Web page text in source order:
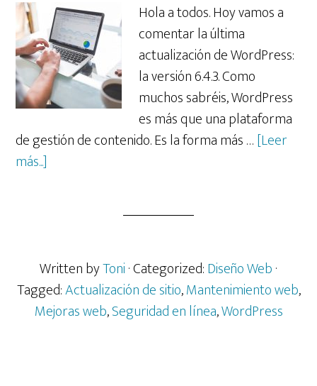
Hola a todos. Hoy vamos a
comentar la última
actualización de WordPress:
la versión 6.4.3. Como
muchos sabréis, WordPress
es más que una plataforma
de gestión de contenido. Es la forma más …[Leer
más...]
y
Mejoras
de
Written byToni· Categorized:Diseño Web·
Tagged:Actualización de sitio,Mantenimiento web,
Mejoras web,Seguridad en línea,WordPress